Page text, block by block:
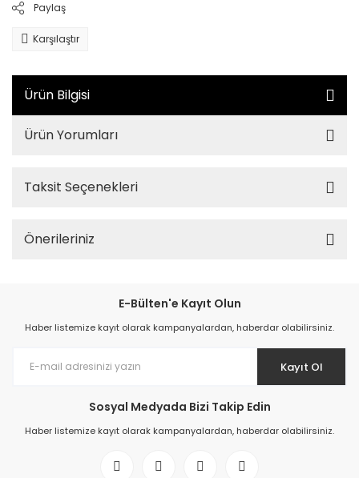
Paylaş
Karşılaştır
Ürün Bilgisi
Ürün Yorumları
Taksit Seçenekleri
Önerileriniz
E-Bülten'e Kayıt Olun
Haber listemize kayıt olarak kampanyalardan, haberdar olabilirsiniz.
Kayıt Ol
Sosyal Medyada Bizi Takip Edin
Haber listemize kayıt olarak kampanyalardan, haberdar olabilirsiniz.